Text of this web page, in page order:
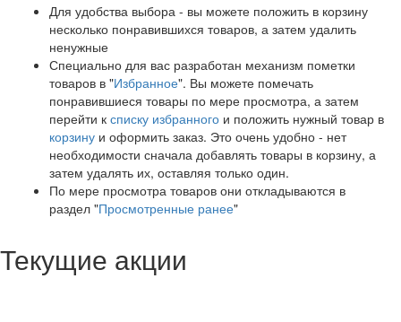
Для удобства выбора - вы можете положить в корзину
несколько понравившихся товаров, а затем удалить
ненужные
Специально для вас разработан механизм пометки
товаров в "Избранное". Вы можете помечать
понравившиеся товары по мере просмотра, а затем
перейти к списку избранного и положить нужный товар в
корзину и оформить заказ. Это очень удобно - нет
необходимости сначала добавлять товары в корзину, а
затем удалять их, оставляя только один.
По мере просмотра товаров они откладываются в
раздел "Просмотренные ранее"
Текущие акции